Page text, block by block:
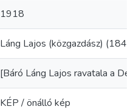
1918
Láng Lajos (közgazdász)
[Báró Láng Lajos ravatala a
KÉP / önálló kép